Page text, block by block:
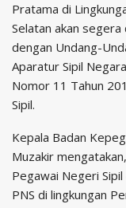
Pratama di
Selatan akan
dengan Undang-
Aparatur Sipil
Nomor 11 Tahun
Sipil.
Kepala Badan
Muzakir
Pegawai Negeri
PNS di lingkungan